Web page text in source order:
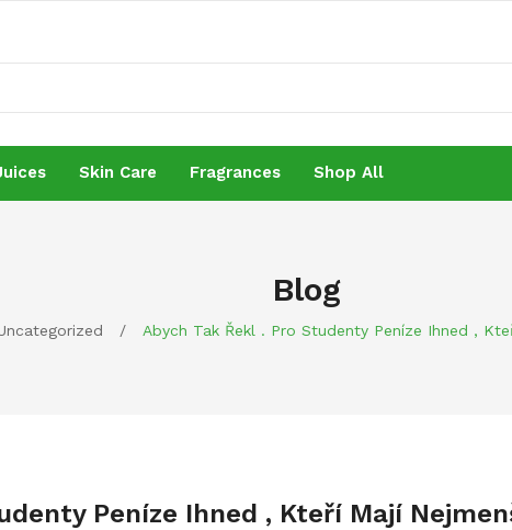
Skin Care Fragrances Shop All
Blog
/ Abych Tak Řekl . Pro Studenty Peníze Ihned ,
Peníze Ihned , Kteří Mají